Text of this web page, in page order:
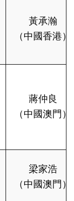
黃承瀚
（中國香港）
蔣仲良
（中國澳門）
梁家浩
（中國澳門）